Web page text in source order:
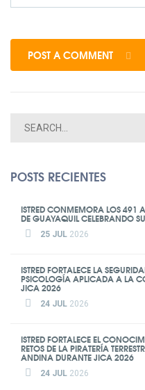
POST A COMMENT
POSTS RECIENTES
ISTRED CONMEMORA LOS 491
DE GUAYAQUIL CELEBRANDO
25 JUL 2026
ISTRED FORTALECE LA
PSICOLOGÍA APLICADA A LA
JICA 2026
24 JUL 2026
ISTRED FORTALECE EL
RETOS DE LA PIRATERÍA
ANDINA DURANTE JICA 2026
24 JUL 2026